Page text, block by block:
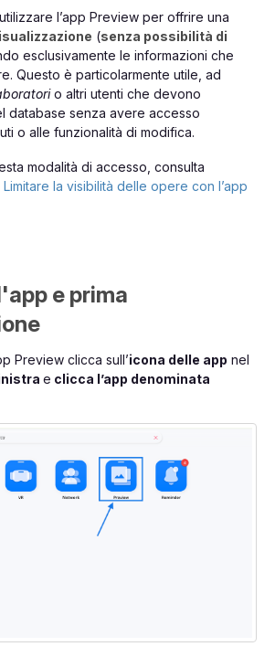
l’app Preview per offrire una
(senza possibilità di
esclusivamente le informazioni che
Questo è particolarmente utile, ad
o altri utenti che devono
database senza avere accesso
o alle funzionalità di modifica.
modalità di accesso, consulta
Limitare la visibilità delle opere con l’app
e prima
Preview clicca sull’icona delle app nel
e clicca l’app denominata